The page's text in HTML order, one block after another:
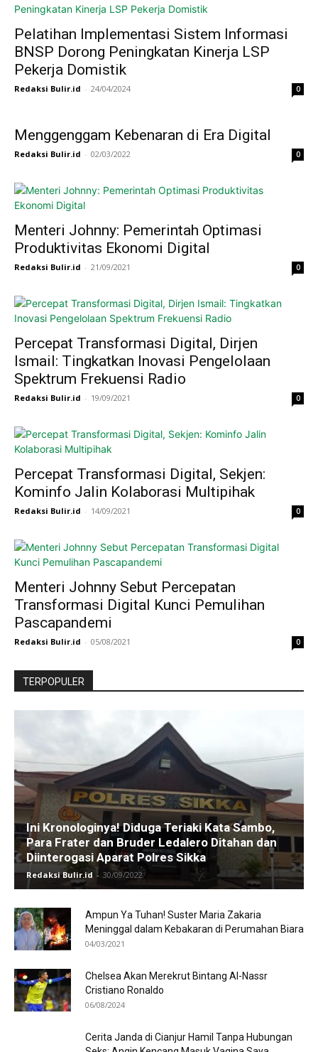
Pelatihan Implementasi Sistem Informasi
BNSP Dorong Peningkatan Kinerja LSP
Pekerja Domistik
Redaksi Bulir.id - 24/04/2024 0
Menggenggam Kebenaran di Era Digital
Redaksi Bulir.id - 02/03/2022 0
Menteri Johnny: Pemerintah Optimasi
Produktivitas Ekonomi Digital
Redaksi Bulir.id - 21/09/2021 0
Percepat Transformasi Digital, Dirjen
Ismail: Tingkatkan Inovasi Pengelolaan
Spektrum Frekuensi Radio
Redaksi Bulir.id - 19/09/2021 0
Percepat Transformasi Digital, Sekjen:
Kominfo Jalin Kolaborasi Multipihak
Redaksi Bulir.id - 14/09/2021 0
Menteri Johnny Sebut Percepatan
Transformasi Digital Kunci Pemulihan
Pascapandemi
Redaksi Bulir.id - 05/08/2021 0
TERPOPULER
Ini Kronologinya! Diduga Teriaki Kata Sambo,
Para Frater dan Bruder Ledalero Ditahan dan
Diinterogasi Aparat Polres Sikka
Redaksi Bulir.id - 30/09/2022
Ampun Ya Tuhan! Suster Maria Zakaria
Meninggal dalam Kebakaran di Perumahan Biara
04/03/2021
Chelsea Akan Merekrut Bintang Al-Nassr
Cristiano Ronaldo
06/08/2024
Cerita Janda di Cianjur Hamil Tanpa Hubungan